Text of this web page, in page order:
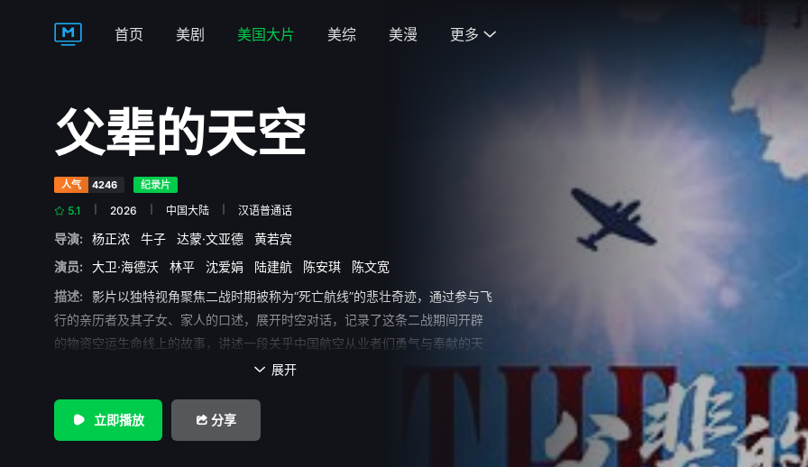
首页 美剧 美国大片 美综 美漫 更多 
父辈的天空
人气 4246 纪录片
5.1 2026 中国大陆 汉语普通话
导演: 杨正浓 牛子 达蒙·文亚德 黄若宾
演员:
大卫·海德沃 林平 沈爱娟 陆建航 陈安琪
陈文宽
描述:
影片以独特视角聚焦二战时期被称为“死亡航线”的悲壮奇迹，通过参与飞
行的亲历者及其子女、家人的口述，展开时空对话，记录了这条二战期间开辟
的物资空运生命线上的故事，讲述一段关乎中国航空从业者们勇气与奉献的天
 展开
立即播放 分享